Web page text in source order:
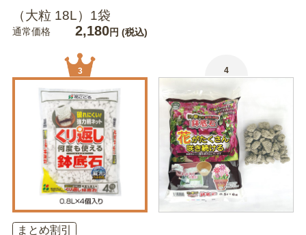
（大粒 18L）1袋
通常価格 2,180円 (税込)
3
まとめ割引
4